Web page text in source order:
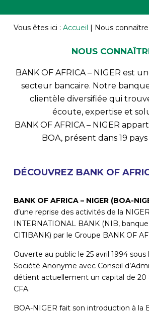
Vous êtes ici : Accueil | Nous connaître
NOUS
BANK OF AFRICA – NIGER est
secteur bancaire. Notre
clientèle diversifiée qui
écoute, expertise et
BANK OF AFRICA – NIGER
BOA, présent dans 19 pays
DÉCOUVREZ BANK OF
BANK OF AFRICA – NIGER (BOA-
d’une reprise des activités de la
INTERNATIONAL BANK (NIB,
CITIBANK) par le Groupe BANK OF
Ouverte au public le 25 avril 1994
Société Anonyme avec Conseil
détient actuellement un capital de
CFA.
BOA-NIGER fait son introduction à la